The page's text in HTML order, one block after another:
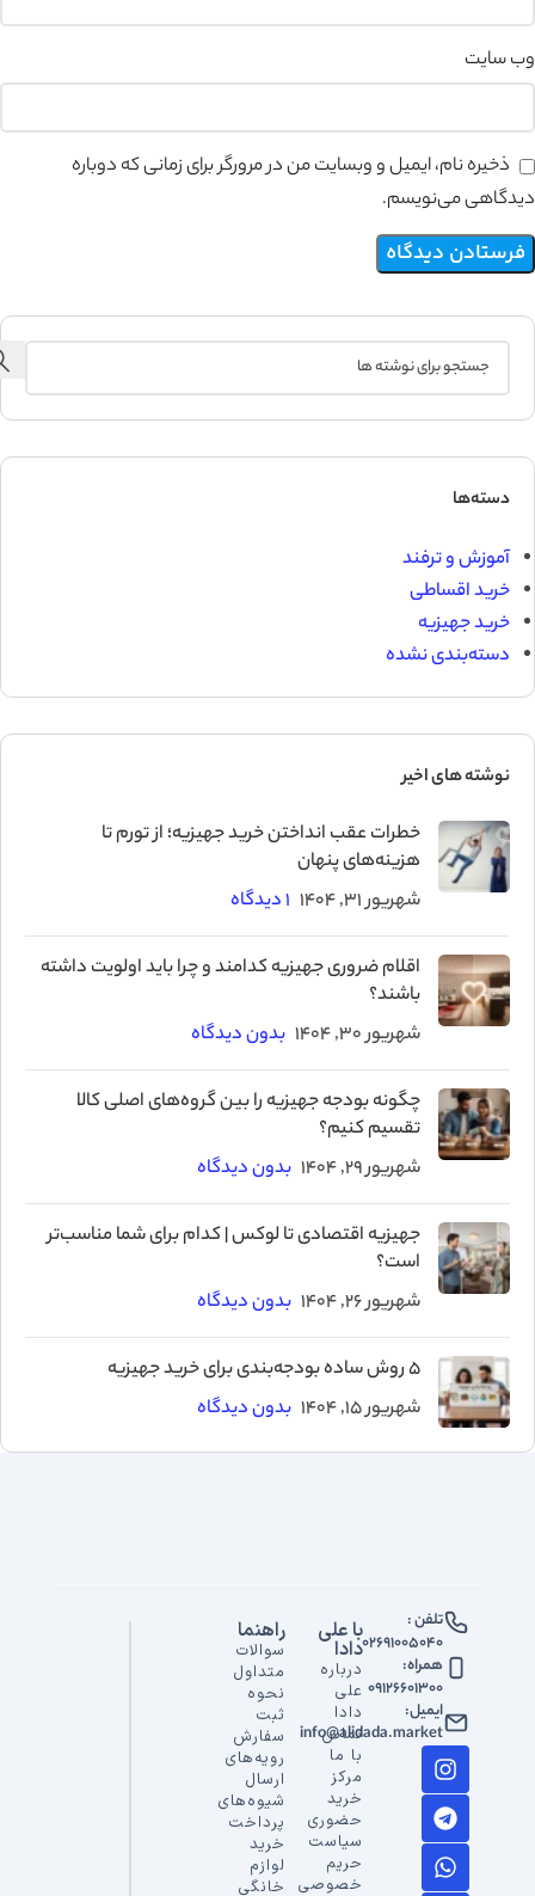
وب‌ سایت
ذخیره نام، ایمیل و وبسایت من در مرورگر برای زمانی که دوباره
دیدگاهی می‌نویسم.
دسته‌ها
آموزش و ترفند
خرید اقساطی
خرید جهیزیه
دسته‌بندی نشده
نوشته های اخیر
خطرات عقب‌ انداختن خرید جهیزیه؛ از تورم تا
هزینه‌های پنهان
شهریور 31, 1404
۱ دیدگاه
اقلام ضروری جهیزیه کدامند و چرا باید اولویت داشته
باشند؟
شهریور 30, 1404
بدون دیدگاه
چگونه بودجه جهیزیه را بین گروه‌های اصلی کالا
تقسیم کنیم؟
شهریور 29, 1404
بدون دیدگاه
جهیزیه اقتصادی تا لوکس | کدام برای شما مناسب‌تر
است؟
شهریور 26, 1404
بدون دیدگاه
۵ روش ساده بودجه‌بندی برای خرید جهیزیه
شهریور 15, 1404
بدون دیدگاه
تلفن :
02691005040
همراه:
09126601300
ایمیل:
info@alidada.market
با علی
دادا
درباره
علی
دادا
تماس
با ما
مرکز
خرید
حضوری
سیاست
حریم
خصوصی
راهنما
سوالات
متداول
نحوه
ثبت
سفارش
رویه‌های
ارسال
شیوه‌های
پرداخت
خرید
لوازم
خانگی